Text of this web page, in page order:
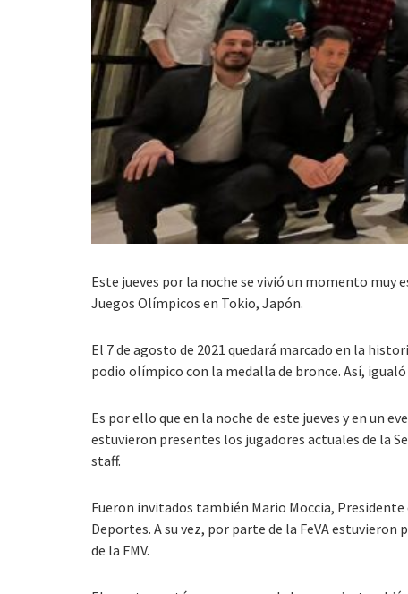
Este jueves por la noche se vivió un momento
Juegos Olímpicos en Tokio, Japón.
El 7 de agosto de 2021 quedará marcado en la
podio olímpico con la medalla de bronce. Así, igualó
Es por ello que en la noche de este jueves y en un
estuvieron presentes los jugadores actuales de la
staff.
Fueron invitados también Mario Moccia,
Deportes. A su vez, por parte de la FeVA
de la FMV.